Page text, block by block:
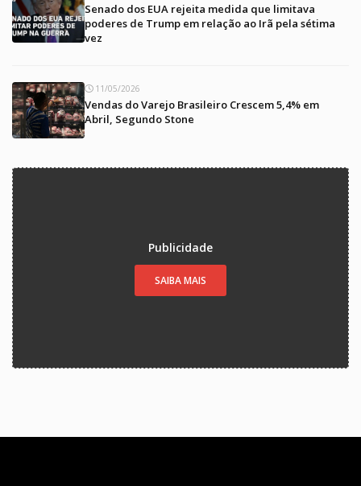
Senado dos EUA rejeita medida que limitava
poderes de Trump em relação ao Irã pela sétima
vez
11/05/2026
Vendas do Varejo Brasileiro Crescem 5,4% em
Abril, Segundo Stone
Publicidade
SAIBA MAIS